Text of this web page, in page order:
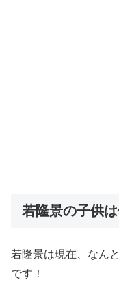
若隆景の子供
若隆景は現在、なんと
です！